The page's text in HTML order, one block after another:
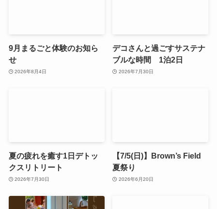
9月まるごと体験のお知ら
せ
2026年8月4日
デコさんと過ごすサステナ
ブルな時間 1泊2日
2026年7月30日
夏の疲れを癒す1日デトッ
クスリトリート
2026年7月30日
【7/5(日)】Brown’s Field
夏祭り
2026年6月20日